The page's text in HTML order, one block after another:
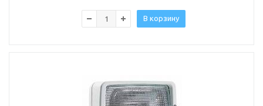
В корзину